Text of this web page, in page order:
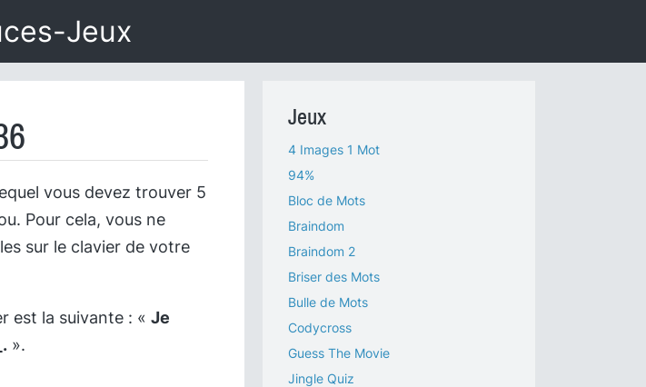
Jeux
vous devez trouver 5
Pour cela, vous ne
sur le clavier de votre
est la suivante : « Je
».
Jeux
4 Images 1 Mot
94%
Bloc de Mots
Braindom
Braindom 2
Briser des Mots
Bulle de Mots
Codycross
Guess The Movie
Jingle Quiz